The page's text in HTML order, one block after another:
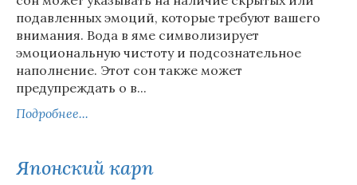
подавленных эмоций, которые требуют вашего
внимания. Вода в яме символизирует
эмоциональную чистоту и подсознательное
наполнение. Этот сон также может
предупреждать о в...
Подробнее...
Японский карп